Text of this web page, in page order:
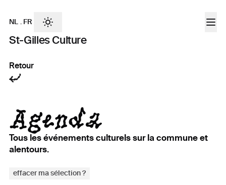
St-Gilles Culture
NL . FR
Retour
Agenda
Tous les événements culturels sur la commune et
alentours.
effacer ma sélection ?